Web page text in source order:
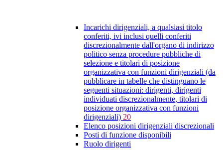
Incarichi dirigenziali, a qualsiasi titolo
conferiti, ivi inclusi quelli conferiti
discrezionalmente dall'organo di indirizzo
politico senza procedure pubbliche di
selezione e titolari di posizione
organizzativa con funzioni dirigenziali (da
pubblicare in tabelle che distinguano le
seguenti situazioni: dirigenti, dirigenti
individuati discrezionalmente, titolari di
posizione organizzativa con funzioni
dirigenziali) 20
Elenco posizioni dirigenziali discrezionali
Posti di funzione disponibili
Ruolo dirigenti